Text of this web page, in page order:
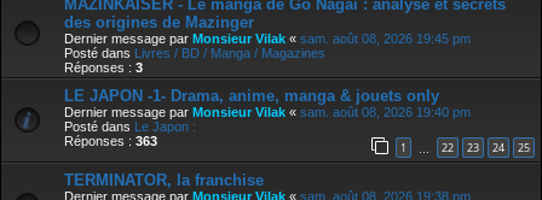
MAZINKAISER - Le manga de Go Nagai : analyse et secrets
des origines de Mazinger
Dernier message par Monsieur Vilak « sam. août 08, 2026 19:45 pm
Posté dans Livres / BD / Manga / Magazines
Réponses : 3
LE JAPON -1- Drama, anime, manga & jouets only
Dernier message par Monsieur Vilak « sam. août 08, 2026 19:40 pm
Posté dans Le Japon :
Réponses : 363 1 22 23 24 25
TERMINATOR, la franchise
Dernier message par Monsieur Vilak « sam. août 08, 2026 19:38 pm